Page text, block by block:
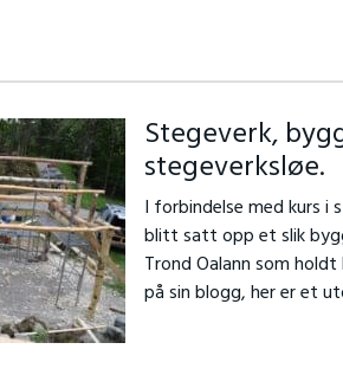
Stegeverk,
stegeverksløe.
I forbindelse med kurs i
blitt satt opp et slik
Trond Oalann som
på sin blogg, her er et